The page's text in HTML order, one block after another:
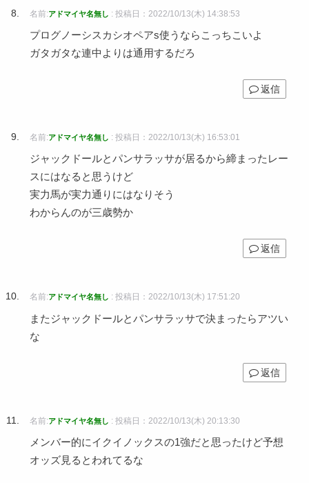
名前:アドマイヤ名無し : 投稿日：2022/10/13(木) 14:38:53
プログノーシスカシオペアs使うならこっちこいよ
ガタガタな連中よりは通用するだろ
返信
名前:アドマイヤ名無し : 投稿日：2022/10/13(木) 16:53:01
ジャックドールとパンサラッサが居るから締まったレー
スにはなると思うけど
実力馬が実力通りにはなりそう
わからんのが三歳勢か
返信
名前:アドマイヤ名無し : 投稿日：2022/10/13(木) 17:51:20
またジャックドールとパンサラッサで決まったらアツい
な
返信
名前:アドマイヤ名無し : 投稿日：2022/10/13(木) 20:13:30
メンバー的にイクイノックスの1強だと思ったけど予想
オッズ見るとわれてるな